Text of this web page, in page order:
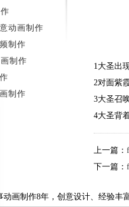
1大圣出
2对面紫
3大圣召
4大圣背
上一篇：
下一篇：
动画制作
制作
制作
制作
动画制作8年，创意设计、经验丰